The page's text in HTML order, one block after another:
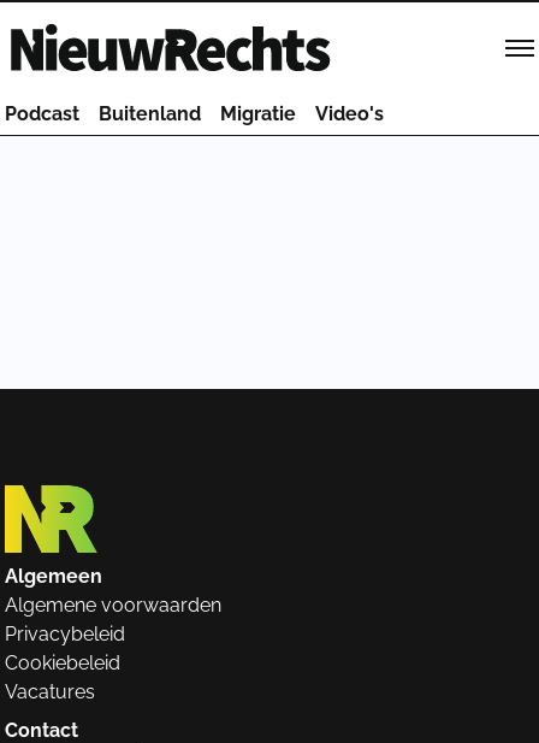
Homepage van NieuwRechts
Podcast Buitenland Migratie Video's
Algemeen
Algemene voorwaarden
Privacybeleid
Cookiebeleid
Vacatures
Contact